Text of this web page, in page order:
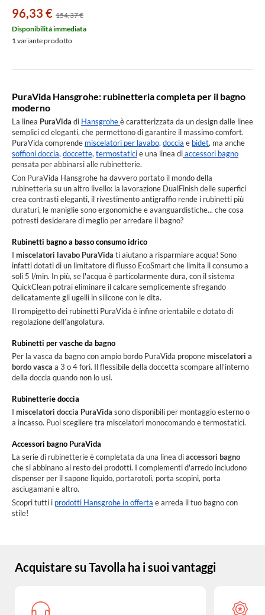
96,33 € 154,37 €
Disponibilità immediata
1 variante prodotto
PuraVida Hansgrohe: rubinetteria completa per il bagno
moderno
La linea PuraVida di Hansgroheè caratterizzata da un design dalle linee
semplici ed eleganti, che permettono di garantire il massimo comfort.
PuraVida comprende miscelatori per lavabo,doccia e bidet, ma anche
soffioni doccia,doccette,termostaticie una linea diaccessori bagno
pensata per abbinarsi alle rubinetterie.
Con PuraVida Hansgrohe ha davvero portato il mondo della
rubinetteria su un altro livello: la lavorazione DualFinish delle superfici
crea contrasti eleganti, il rivestimento antigraffio rende i rubinetti più
duraturi, le maniglie sono ergonomiche e avanguardistiche... che cosa
potresti desiderare di meglio per arredare il bagno?
Rubinetti bagno a basso consumo idrico
I miscelatori lavabo PuraVida ti aiutano a risparmiare acqua! Sono
infatti dotati di un limitatore di flusso EcoSmart che limita il consumo a
soli 5 l/min. In più, se l'acqua è particolarmente dura, con il sistema
QuickClean potrai eliminare il calcare semplicemente sfregando
delicatamente gli ugelli in silicone con le dita.
Il rompigetto dei rubinetti PuraVida è infine orientabile e dotato di
regolazione dell’angolatura.
Rubinetti per vasche da bagno
Per la vasca da bagno con ampio bordo PuraVida proponemiscelatori a
bordo vasca a 3 o 4 fori. Il flessibile della doccetta scompare all'interno
della doccia quando non lo usi.
Rubinetterie doccia
I miscelatori doccia PuraVida sono disponibili per montaggio esterno o
a incasso. Puoi scegliere tra miscelatori monocomando e termostatici.
Accessori bagno PuraVida
La serie di rubinetterie è completata da una linea diaccessori bagno
che si abbinano al resto dei prodotti. I complementi d'arredo includono
dispenser per il sapone liquido, portarotoli, porta scopini, porta
asciugamani e altro.
Scopri tutti i prodotti Hansgrohe in offerta e arreda il tuo bagno con
stile!
Acquistare su Tavolla ha i suoi vantaggi